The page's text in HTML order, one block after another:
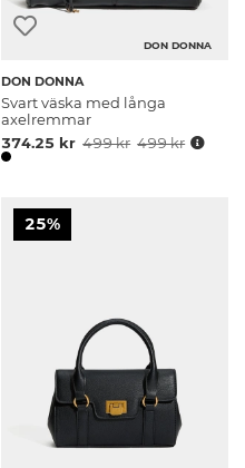
DON DONNA
DON DONNA
Svart väska med långa
axelremmar
374.25 kr 499 kr 499 kr
25%